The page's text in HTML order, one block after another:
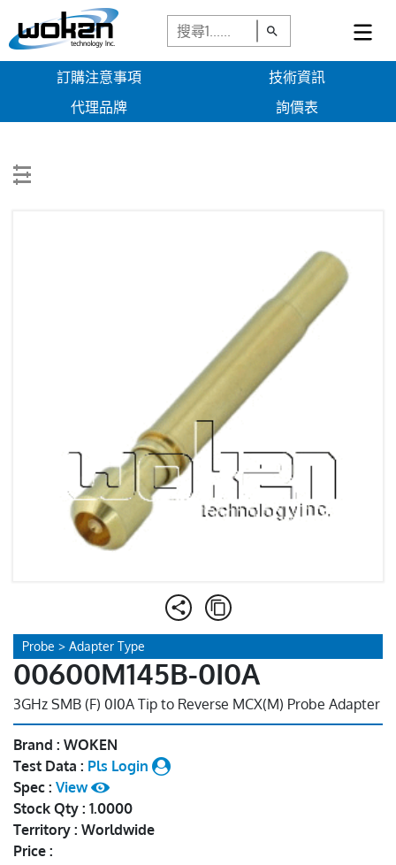
訂購注意事項
技術資訊
代理品牌
詢價表
Probe > Adapter Type
00600M145B-0I0A
3GHz SMB (F) 0I0A Tip to Reverse MCX(M) Probe Adapter
Brand : WOKEN
Test Data : Pls Login
Spec : View
Stock Qty : 1.0000
Territory : Worldwide
Price :